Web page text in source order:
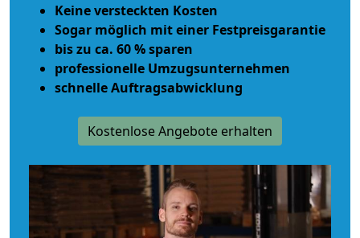
Keine versteckten Kosten
Sogar möglich mit einer Festpreisgarantie
bis zu ca. 60 % sparen
professionelle Umzugsunternehmen
schnelle Auftragsabwicklung
Kostenlose Angebote erhalten